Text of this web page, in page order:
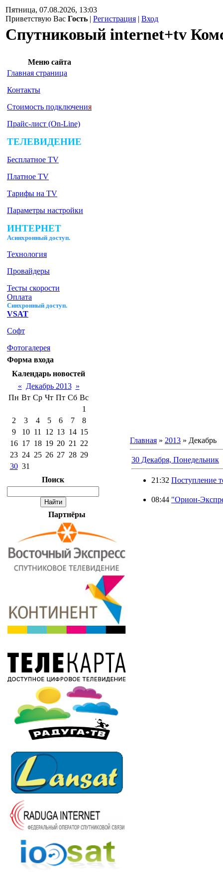
Пятница, 07.08.2026, 13:03
Приветствую Вас Гость | Регистрация | Вход
Спутниковый internet+tv
Меню сайта
Главная страница
Контакты
Стоимость подключения
Прайс-лист (On-Line)
ТЕЛЕВИДЕНИЕ
Бесплатное TV
Платное TV
Тарифы на TV
Параметры настройки
ИНТЕРНЕТ
Асинхронный доступ.
Технология
Провайдеры
Тесты скорости
Оплата
Синхронный доступ.
VSAT
Софт
Фотогалерея
Форма входа
Календарь новостей
« Декабрь 2013 »
Пн Вт Ср Чт Пт Сб Вс
1
2
3 4 5 6 7
8
9
10 11 12 13 14 15
16 17 18 19 20 21
22
23 24 25 26 27 28 29
30 31
Поиск
Партнёры
Главная » 2013 » Декабрь
30 Декабря, Понедельник
21:32 Поступление
08:44 "Орион-